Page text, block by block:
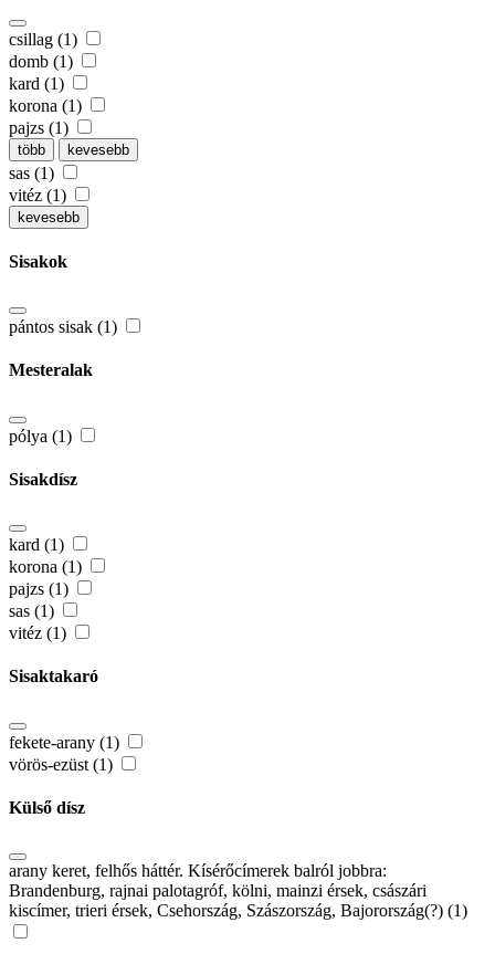
csillag (1)
domb (1)
kard (1)
korona (1)
pajzs (1)
több kevesebb
sas (1)
vitéz (1)
kevesebb
Sisakok
pántos sisak (1)
Mesteralak
pólya (1)
Sisakdísz
kard (1)
korona (1)
pajzs (1)
sas (1)
vitéz (1)
Sisaktakaró
fekete-arany (1)
vörös-ezüst (1)
Külső dísz
arany keret, felhős háttér. Kísérőcímerek balról jobbra:
Brandenburg, rajnai palotagróf, kölni, mainzi érsek, császári
kiscímer, trieri érsek, Csehország, Szászország, Bajorország(?) (1)